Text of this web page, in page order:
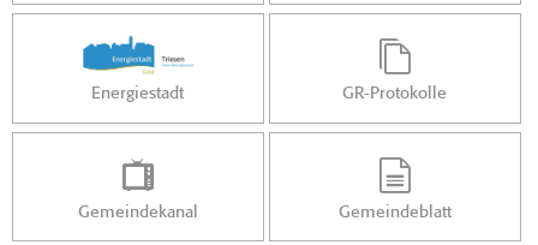
Energiestadt GR-Protokolle
Gemeindekanal Gemeindeblatt